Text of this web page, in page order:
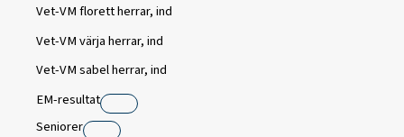
Vet-VM florett herrar, ind
Vet-VM värja herrar, ind
Vet-VM sabel herrar, ind
EM-resultat
Seniorer